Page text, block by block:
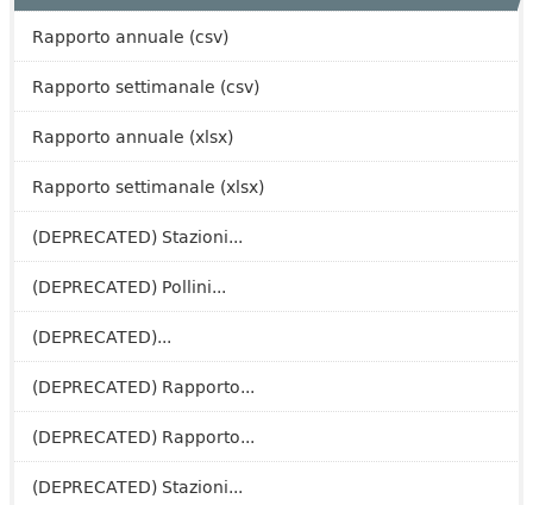
Rapporto annuale (csv)
Rapporto settimanale (csv)
Rapporto annuale (xlsx)
Rapporto settimanale (xlsx)
(DEPRECATED) Stazioni...
(DEPRECATED) Pollini...
(DEPRECATED)...
(DEPRECATED) Rapporto...
(DEPRECATED) Rapporto...
(DEPRECATED) Stazioni...